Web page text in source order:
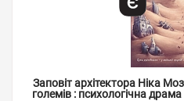
Заповіт архітектора Ніка
големів : психологічна